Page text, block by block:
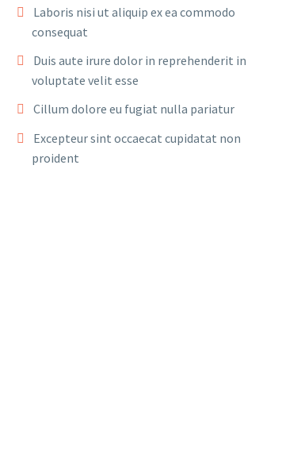
Laboris nisi ut aliquip ex ea commodo
consequat
Duis aute irure dolor in reprehenderit in
voluptate velit esse
Cillum dolore eu fugiat nulla pariatur
Excepteur sint occaecat cupidatat non
proident